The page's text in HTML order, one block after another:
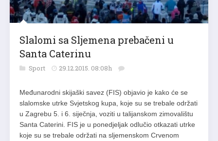
Slalomi sa Sljemena prebačeni u
Santa Caterinu
Sport 29.12.2015. 08:08h
Međunarodni skijaški savez (FIS) objavio je kako će se
slalomske utrke Svjetskog kupa, koje su se trebale održati
u Zagrebu 5. i 6. siječnja, voziti u talijanskom zimovalištu
Santa Caterini. FIS je u ponedjeljak odlučio otkazati utrke
koje su se trebale održati na sljemenskom Crvenom